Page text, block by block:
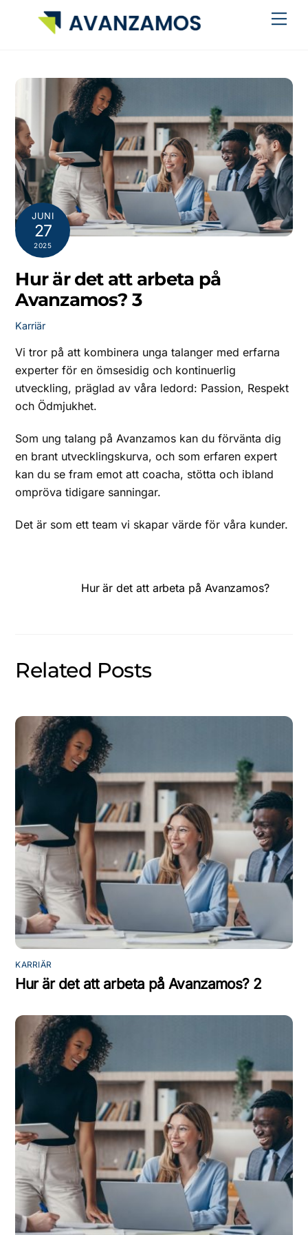
JUNI
27
2025
Hur är det att arbeta på
Avanzamos? 3
Karriär
Vi tror på att kombinera unga talanger med erfarna
experter för en ömsesidig och kontinuerlig
utveckling, präglad av våra ledord: Passion, Respekt
och Ödmjukhet.
Som ung talang på Avanzamos kan du förvänta dig
en brant utvecklingskurva, och som erfaren expert
kan du se fram emot att coacha, stötta och ibland
ompröva tidigare sanningar.
Det är som ett team vi skapar värde för våra kunder.
Hur är det att arbeta på Avanzamos?
Related Posts
KARRIÄR
Hur är det att arbeta på Avanzamos? 2